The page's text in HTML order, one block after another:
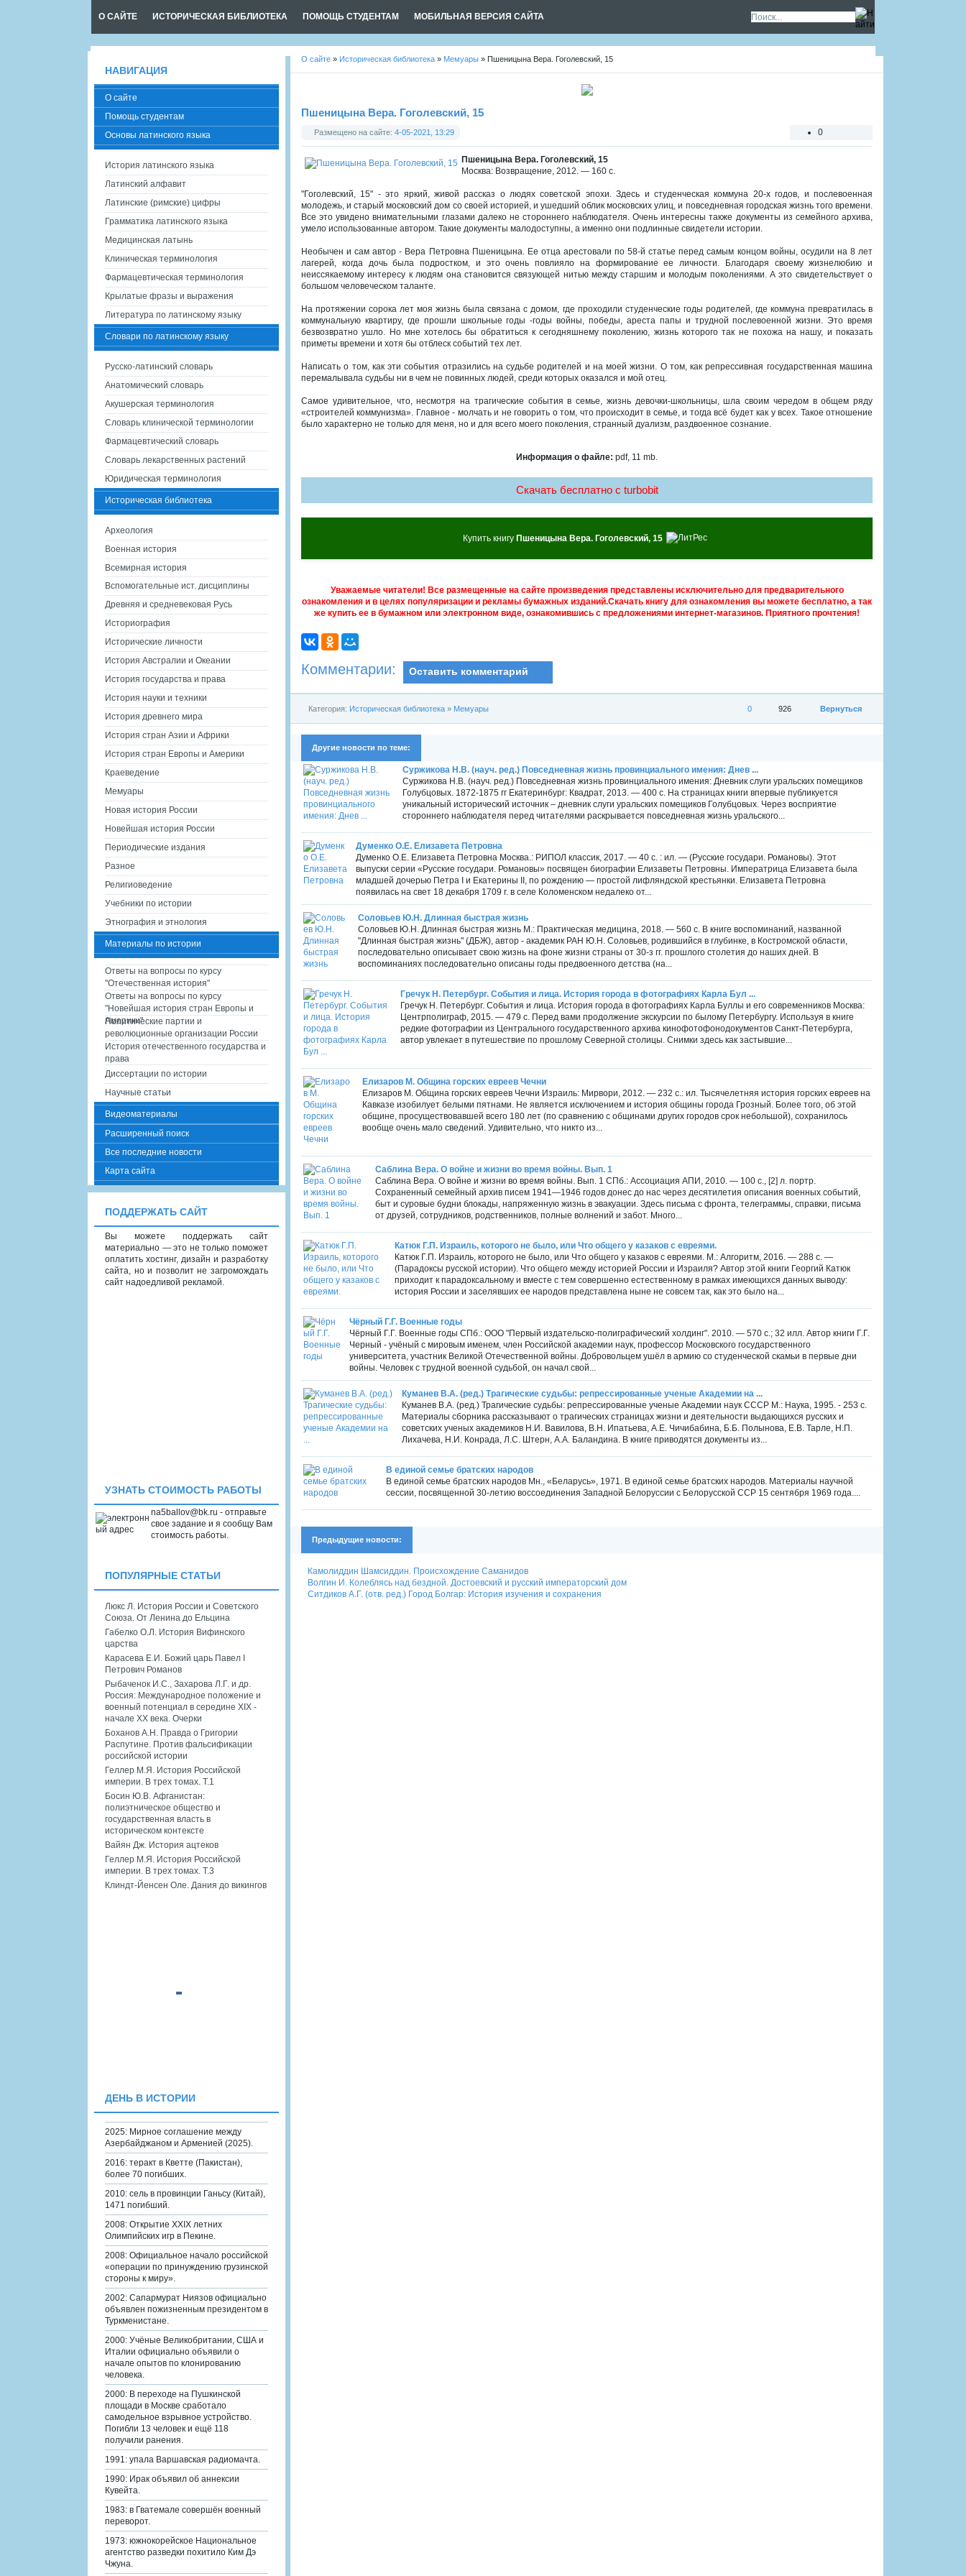
О САЙТЕ ИСТОРИЧЕСКАЯ БИБЛИОТЕКА ПОМОЩЬ СТУДЕНТАМ МОБИЛЬНАЯ ВЕРСИЯ САЙТА
О сайте » Историческая библиотека » Мемуары » Пшеницына Вера. Гоголевский, 15
Пшеницына Вера. Гоголевский, 15
Размещено на сайте: 4-05-2021, 13:29 0
Пшеницына Вера. Гоголевский, 15
Москва: Возвращение, 2012. — 160 с.
"Гоголевский, 15" - это яркий, живой рассказ о людях советской эпохи. Здесь и студенческая коммуна 20-х годов, и послевоенная
молодежь, и старый московский дом со своей историей, и ушедший облик московских улиц, и повседневная городская жизнь того времени.
Все это увидено внимательными глазами далеко не стороннего наблюдателя. Очень интересны также документы из семейного архива,
умело использованные автором. Такие документы малодоступны, а именно они подлинные свидетели истории.
Необычен и сам автор - Вера Петровна Пшеницына. Ее отца арестовали по 58-й статье перед самым концом войны, осудили на 8 лет
лагерей, когда дочь была подростком, и это очень повлияло на формирование ее личности. Благодаря своему жизнелюбию и
неиссякаемому интересу к людям она становится связующей нитью между старшим и молодым поколениями. А это свидетельствует о
большом человеческом таланте.
На протяжении сорока лет моя жизнь была связана с домом, где проходили студенческие годы родителей, где коммуна превратилась в
коммунальную квартиру, где прошли школьные годы -годы войны, победы, ареста папы и трудной послевоенной жизни. Это время
безвозвратно ушло. Но мне хотелось бы обратиться к сегодняшнему поколению, жизнь которого так не похожа на нашу, и показать
приметы времени и хотя бы отблеск событий тех лет.
Написать о том, как эти события отразились на судьбе родителей и на моей жизни. О том, как репрессивная государственная машина
перемалывала судьбы ни в чем не повинных людей, среди которых оказался и мой отец.
Самое удивительное, что, несмотря на трагические события в семье, жизнь девочки-школьницы, шла своим чередом в общем ряду
«строителей коммунизма». Главное - молчать и не говорить о том, что происходит в семье, и тогда всё будет как у всех. Такое отношение
было характерно не только для меня, но и для всего моего поколения, странный дуализм, раздвоенное сознание.
Информация о файле: pdf, 11 mb.
Скачать бесплатно c turbobit
Купить книгу Пшеницына Вера. Гоголевский, 15
Уважаемые читатели! Все размещенные на сайте произведения представлены исключительно для предварительного
ознакомления и в целях популяризации и рекламы бумажных изданий.Скачать книгу для ознакомления вы можете бесплатно, а так
же купить ее в бумажном или электронном виде, ознакомившись с предложениями интернет-магазинов. Приятного прочтения!
Комментарии: Оставить комментарий
Вернуться
926
0
Категория: Историческая библиотека » Мемуары
Другие новости по теме:
Суржикова Н.В. (науч. ред.) Повседневная жизнь провинциального имения: Днев ...
Суржикова Н.В. (науч. ред.) Повседневная жизнь провинциального имения: Дневник слуги уральских помещиков
Голубцовых. 1872-1875 гг Екатеринбург: Квадрат, 2013. — 400 с. На страницах книги впервые публикуется
уникальный исторический источник – дневник слуги уральских помещиков Голубцовых. Через восприятие
стороннего наблюдателя перед читателями раскрывается повседневная жизнь уральского...
Думенко О.Е. Елизавета Петровна
Думенко О.Е. Елизавета Петровна Москва.: РИПОЛ классик, 2017. — 40 с. : ил. — (Русские государи. Романовы). Этот
выпуски серии «Русские государи. Романовы» посвящен биографии Елизаветы Петровны. Императрица Елизавета была
младшей дочерью Петра I и Екатерины II, по рождению — простой лифляндской крестьянки. Елизавета Петровна
появилась на свет 18 декабря 1709 г. в селе Коломенском недалеко от...
Соловьев Ю.Н. Длинная быстрая жизнь
Соловьев Ю.Н. Длинная быстрая жизнь М.: Практическая медицина, 2018. — 560 с. В книге воспоминаний, названной
"Длинная быстрая жизнь" (ДБЖ), автор - академик РАН Ю.Н. Соловьев, родившийся в глубинке, в Костромской области,
последовательно описывает свою жизнь на фоне жизни страны от 30-з гг. прошлого столетия до наших дней. В
воспоминаниях последовательно описаны годы предвоенного детства (на...
Гречук Н. Петербург. События и лица. История города в фотографиях Карла Бул ...
Гречук Н. Петербург. События и лица. История города в фотографиях Карла Буллы и его современников Москва:
Центрполиграф, 2015. — 479 с. Перед вами продолжение экскурсии по былому Петербургу. Используя в книге
редкие фотографии из Центрального государственного архива кинофотофонодокументов Санкт-Петербурга,
автор увлекает в путешествие по прошлому Северной столицы. Снимки здесь как застывшие...
Елизаров М. Община горских евреев Чечни
Елизаров М. Община горских евреев Чечни Изра­иль: Мирвори, 2012. — 232 с.: ил. Тысячелетняя история горских евреев на
Кавказе изобилует белыми пятнами. Не является исключением и история общины города Грозный. Более того, об этой
общине, просуществовавшей всего 180 лет (по сравнению с общинами других городов срок небольшой), сохранилось
вообще очень мало сведений. Удивительно, что никто из...
Саблина Вера. О войне и жизни во время войны. Вып. 1
Саблина Вера. О войне и жизни во время войны. Вып. 1 СПб.: Ассоциация АПИ, 2010. — 100 с., [2] л. портр.
Сохраненный семейный архив писем 1941—1946 годов донес до нас через десятилетия описания военных событий,
быт и суровые будни блокады, напряженную жизнь в эвакуации. Здесь письма с фронта, телеграммы, справки, письма
от друзей, сотрудников, родственников, полные волнений и забот. Много...
Катюк Г.П. Израиль, которого не было, или Что общего у казаков с евреями.
Катюк Г.П. Израиль, которого не было, или Что общего у казаков с евреями. М.: Алгоритм, 2016. — 288 с. —
(Парадоксы русской истории). Что общего между историей России и Израиля? Автор этой книги Георгий Катюк
приходит к парадоксальному и вместе с тем совершенно естественному в рамках имеющихся данных выводу:
история России и заселявших ее народов представлена ныне не совсем так, как это было на...
Чёрный Г.Г. Военные годы
Чёрный Г.Г. Военные годы СПб.: ООО "Первый издательско-полиграфический холдинг". 2010. — 570 с.; 32 илл. Автор книги Г.Г.
Черный - учёный с мировым именем, член Российской академии наук, профессор Московского государственного
университета, участник Великой Отечественной войны. Добровольцем ушёл в армию со студенческой скамьи в первые дни
войны. Человек с трудной военной судьбой, он начал свой...
Куманев В.А. (ред.) Трагические судьбы: репрессированные ученые Академии на ...
Куманев В.А. (ред.) Трагические судьбы: репрессированные ученые Академии наук СССР М.: Наука, 1995. - 253 с.
Материалы сборника рассказывают о трагических страницах жизни и деятельности выдающихся русских и
советских ученых академиков Н.И. Вавилова, В.Н. Ипатьева, А.Е. Чичибабина, Б.Б. Полынова, Е.В. Тарле, Н.П.
Лихачева, Н.И. Конрада, Л.С. Штерн, А.А. Баландина. В книге приводятся документы из...
В единой семье братских народов
В единой семье братских народов Мн., «Беларусь», 1971. В единой семье братских народов. Материалы научной
сессии, посвященной 30-летию воссоединения Западной Белоруссии с Белорусской ССР 15 сентября 1969 года....
Предыдущие новости:
Камолиддин Шамсиддин. Происхождение Cаманидов
Волгин И. Колеблясь над бездной. Достоевский и русский императорский дом
Ситдиков А.Г. (отв. ред.) Город Болгар: История изучения и сохранения
НАВИГАЦИЯ
О сайте
Помощь студентам
Основы латинского языка
История латинского языка
Латинский алфавит
Латинские (римские) цифры
Грамматика латинского языка
Медицинская латынь
Клиническая терминология
Фармацевтическая терминология
Крылатые фразы и выражения
Литература по латинскому языку
Словари по латинскому языку
Русско-латинский словарь
Анатомический словарь
Акушерская терминология
Словарь клинической терминологии
Фармацевтический словарь
Словарь лекарственных растений
Юридическая терминология
Историческая библиотека
Археология
Военная история
Всемирная история
Вспомогательные ист. дисциплины
Древняя и средневековая Русь
Историография
Исторические личности
История Австралии и Океании
История государства и права
История науки и техники
История древнего мира
История стран Азии и Африки
История стран Европы и Америки
Краеведение
Мемуары
Новая история России
Новейшая история России
Периодические издания
Разное
Религиоведение
Учебники по истории
Этнография и этнология
Материалы по истории
Ответы на вопросы по курсу
"Отечественная история"
Ответы на вопросы по курсу
"Новейшая история стран Европы и
Америки"
Политические партии и
революционные организации России
История отечественного государства и
права
Диссертации по истории
Научные статьи
Видеоматериалы
Расширенный поиск
Все последние новости
Карта сайта
ПОДДЕРЖАТЬ САЙТ
Вы можете поддержать сайт
материально — это не только поможет
оплатить хостинг, дизайн и разработку
сайта, но и позволит не загромождать
сайт надоедливой рекламой.
УЗНАТЬ СТОИМОСТЬ РАБОТЫ
na5ballov@bk.ru - отправьте
свое задание и я сообщу Вам
стоимость работы.
ПОПУЛЯРНЫЕ СТАТЬИ
Люкс Л. История России и Советского
Союза. От Ленина до Ельцина
Габелко О.Л. История Вифинского
царства
Карасева Е.И. Божий царь Павел I
Петрович Романов
Рыбаченок И.С., Захарова Л.Г. и др.
Россия: Международное положение и
военный потенциал в середине XIX -
начале XX века. Очерки
Боханов А.Н. Правда о Григории
Распутине. Против фальсификации
российской истории
Геллер М.Я. История Российской
империи. В трех томах. Т.1
Босин Ю.В. Афганистан:
полиэтническое общество и
государственная власть в
историческом контексте
Вайян Дж. История ацтеков
Геллер М.Я. История Российской
империи. В трех томах. Т.3
Клиндт-Йенсен Оле. Дания до викингов
ДЕНЬ В ИСТОРИИ
2025: Мирное соглашение между
Азербайджаном и Арменией (2025).
2016: теракт в Кветте (Пакистан),
более 70 погибших.
2010: сель в провинции Ганьсу (Китай),
1471 погибший.
2008: Открытие XXIX летних
Олимпийских игр в Пекине.
2008: Официальное начало российской
«операции по принуждению грузинской
стороны к миру».
2002: Сапармурат Ниязов официально
объявлен пожизненным президентом в
Туркменистане.
2000: Учёные Великобритании, США и
Италии официально объявили о
начале опытов по клонированию
человека.
2000: В переходе на Пушкинской
площади в Москве сработало
самодельное взрывное устройство.
Погибли 13 человек и ещё 118
получили ранения.
1991: упала Варшавская радиомачта.
1990: Ирак объявил об аннексии
Кувейта.
1983: в Гватемале совершён военный
переворот.
1973: южнокорейское Национальное
агентство разведки похитило Ким Дэ
Чжуна.